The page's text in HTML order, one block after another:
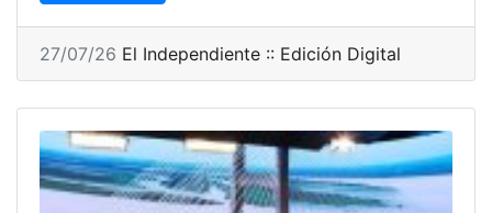
27/07/26 El Independiente :: Edición Digital